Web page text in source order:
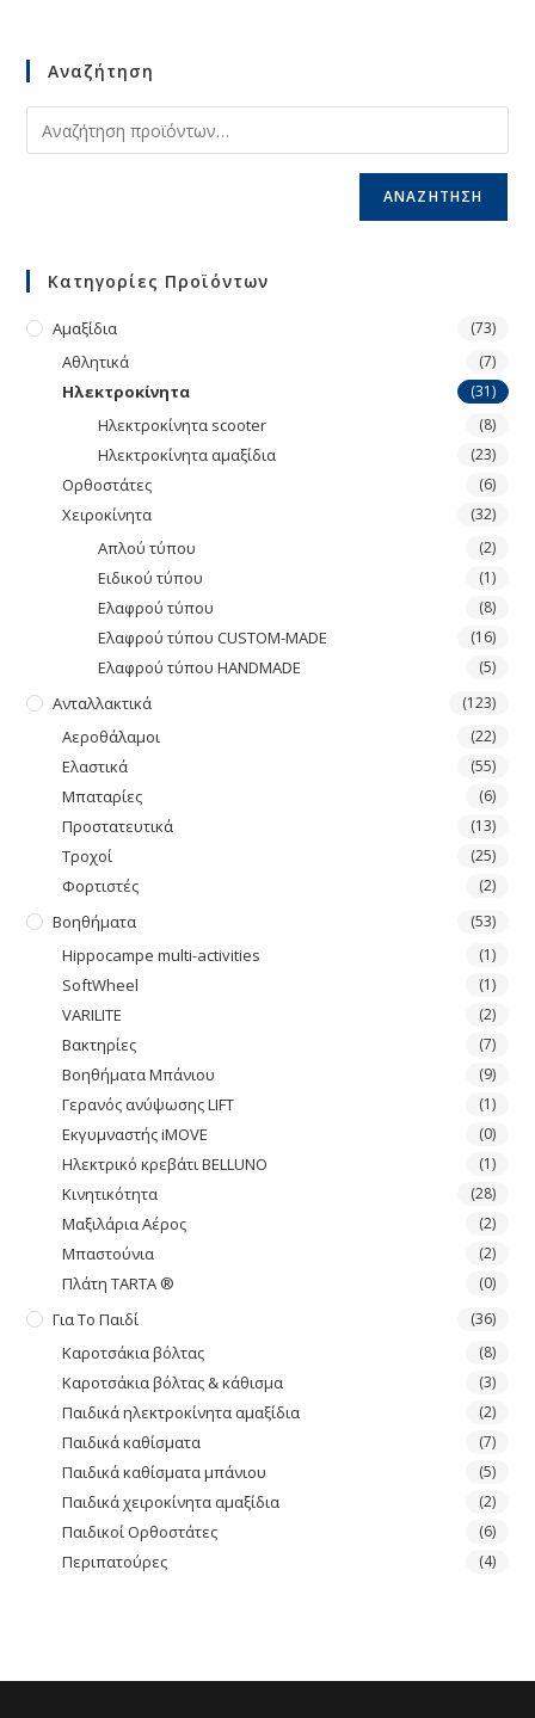
Αναζήτηση
ΑΝΑΖΉΤΗΣΗ
Κατηγορίες Προϊόντων
Αμαξίδια (73)
Αθλητικά (7)
Ηλεκτροκίνητα (31)
Ηλεκτροκίνητα scooter (8)
Ηλεκτροκίνητα αμαξίδια (23)
Ορθοστάτες (6)
Χειροκίνητα (32)
Απλού τύπου (2)
Ειδικού τύπου (1)
Ελαφρού τύπου (8)
Ελαφρού τύπου CUSTOM-MADE (16)
Ελαφρού τύπου HANDMADE (5)
Ανταλλακτικά (123)
Αεροθάλαμοι (22)
Ελαστικά (55)
Μπαταρίες (6)
Προστατευτικά (13)
Τροχοί (25)
Φορτιστές (2)
Βοηθήματα (53)
Hippocampe multi-activities (1)
SoftWheel (1)
VARILITE (2)
Βακτηρίες (7)
Βοηθήματα Μπάνιου (9)
Γερανός ανύψωσης LIFT (1)
Εκγυμναστής iMOVE (0)
Ηλεκτρικό κρεβάτι BELLUNO (1)
Κινητικότητα (28)
Μαξιλάρια Αέρος (2)
Μπαστούνια (2)
Πλάτη TARTA ® (0)
Για Το Παιδί (36)
Καροτσάκια βόλτας (8)
Καροτσάκια βόλτας & κάθισμα (3)
Παιδικά ηλεκτροκίνητα αμαξίδια (2)
Παιδικά καθίσματα (7)
Παιδικά καθίσματα μπάνιου (5)
Παιδικά χειροκίνητα αμαξίδια (2)
Παιδικοί Ορθοστάτες (6)
Περιπατούρες (4)